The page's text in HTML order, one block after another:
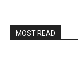
MOST READ